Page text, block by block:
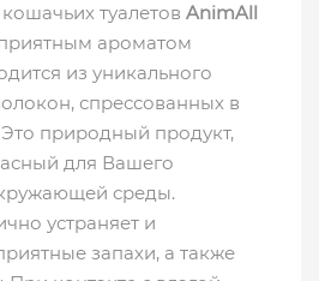
туалетов AnimAll
ароматом
из уникального
спрессованных в
природный продукт,
для Вашего
среды.
устраняет и
запахи, а также